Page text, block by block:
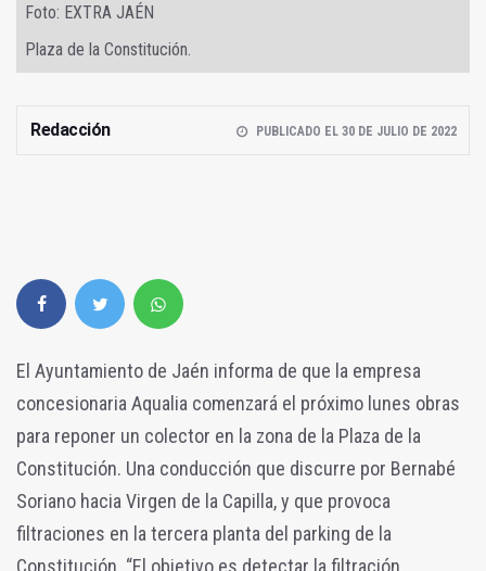
Foto: EXTRA JAÉN
Plaza de la Constitución.
Redacción PUBLICADO EL 30 DE JULIO DE 2022
El Ayuntamiento de Jaén informa de que la empresa
concesionaria Aqualia comenzará el próximo lunes obras
para reponer un colector en la zona de la Plaza de la
Constitución. Una conducción que discurre por Bernabé
Soriano hacia Virgen de la Capilla, y que provoca
filtraciones en la tercera planta del parking de la
Constitución. “El objetivo es detectar la filtración,